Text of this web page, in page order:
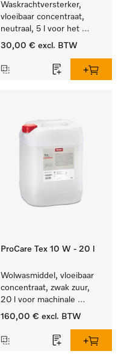
Waskrachtversterker,
vloeibaar concentraat,
neutraal, 5 l voor het
effectief verwijderen van
30,00 € excl. BTW
ProCare Tex 10 W - 20 l
Wolwasmiddel, vloeibaar
concentraat, zwak zuur,
20 l voor machinale
reiniging van wol.
160,00 € excl. BTW